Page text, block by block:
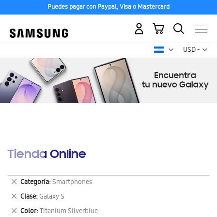
Puedes pagar con Paypal, Visa o Mastercard
USD -
dólar
Mi carrito
Tienda Online
Categoría Smartphones
Eliminar
este
artículo
Clase Galaxy S
Eliminar
este
Color Titanium Silverblue
Eliminar